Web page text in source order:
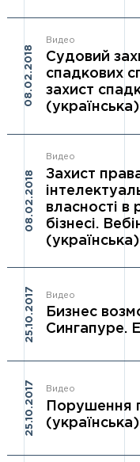
08.02.2018
Видео
Cудовий
спадкових
захист
(українська)
08.02.2018
Видео
Захист
власності в
бізнесі.
(українська)
25.10.2017 Видео
Бизнес
Сингапуре.
25.10.2017 Видео
Порушення
(українська)